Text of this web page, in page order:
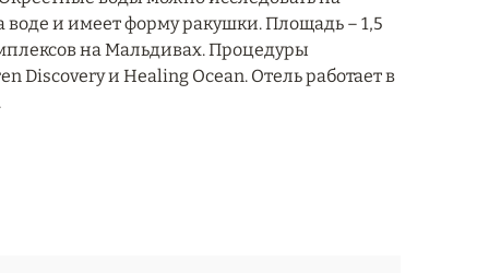
и имеет форму ракушки. Площадь – 1,5
на Мальдивах. Процедуры
Discovery и Healing Ocean. Отель работает в